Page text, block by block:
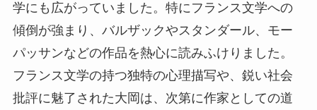
学にも広がっていました。特にフランス文学への
傾倒が強まり、バルザックやスタンダール、モー
パッサンなどの作品を熱心に読みふけりました。
フランス文学の持つ独特の心理描写や、鋭い社会
批評に魅了された大岡は、次第に作家としての道